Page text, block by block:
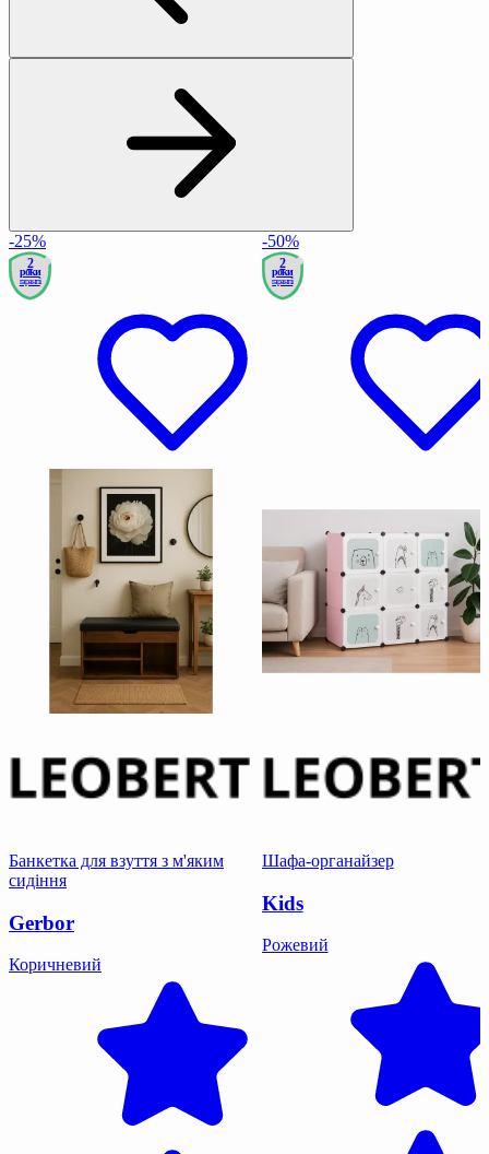
-25%
2
роки
гарантії
Банкетка для взуття з м'яким
сидіння
Gerbor
Коричневий
-50%
2
роки
гарантії
Шафа-органайзер
Kids
Рожевий